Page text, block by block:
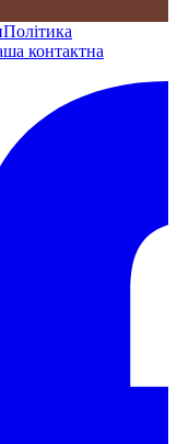
Політика
контактна